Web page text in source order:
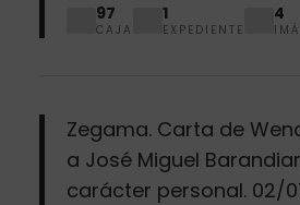
97
CAJA
1
EXPEDIENTE
4
Zegama. Carta de
a José Miguel
carácter personal. 02/